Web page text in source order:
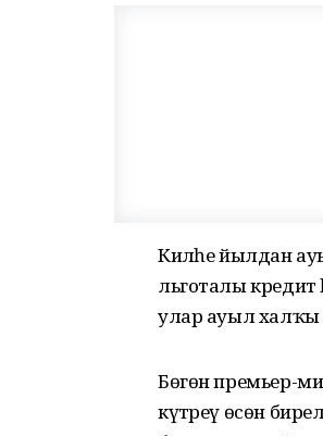
Киләһе йылдан
льготалы кредит
улар ауыл халҡы
Бөгөн премьер-
күтәреү өсөн